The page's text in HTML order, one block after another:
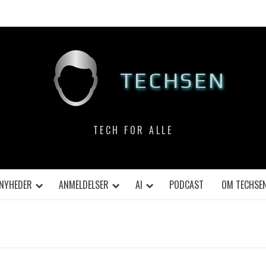
TECHSEN
TECH FOR ALLE
NYHEDER ANMELDELSER AI PODCAST OM